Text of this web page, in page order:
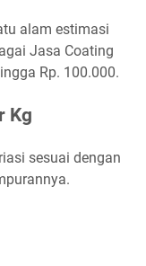
alam estimasi
Jasa Coating
Rp. 100.000.
Kg
sesuai dengan